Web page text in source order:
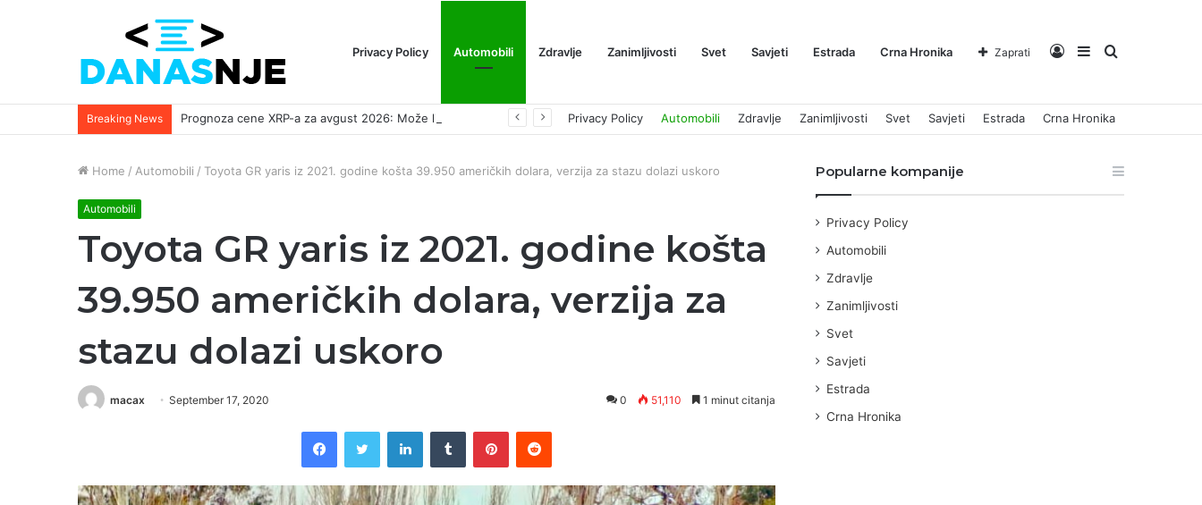
Privacy Policy Automobili Zdravlje Zanimljivosti Svet Savjeti Estrada Crna Hronika Pretraga
Sidebar
Log
Zaprati
Breaking News Privacy Policy Automobili Zdravlje Zanimljivosti Svet Savjeti Estrada Crna Hronika
Home / Automobili / Toyota GR yaris iz 2021. godine košta 39.950 američkih dolara, verzija za stazu dolazi uskoro
Automobili
Toyota GR yaris iz 2021. godine košta
39.950 američkih dolara, verzija za
stazu dolazi uskoro
macax September 17, 2020 0 51,110 1 minut citanja
FacebookTwitter LinkedInTumblr PinterestReddit
Popularne kompanije
Privacy Policy
Automobili
Zdravlje
Zanimljivosti
Svet
Savjeti
Estrada
Crna Hronika